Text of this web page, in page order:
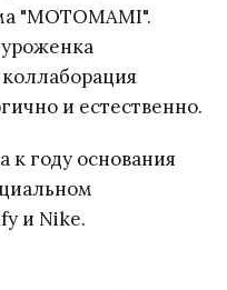
"MOTOMAMI".
и естественно.
к году основания
и Nike.